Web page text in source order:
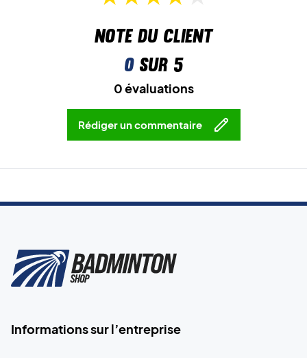
Note du client
0sur 5
0 évaluations
Rédiger un commentaire
Informations sur l’entreprise